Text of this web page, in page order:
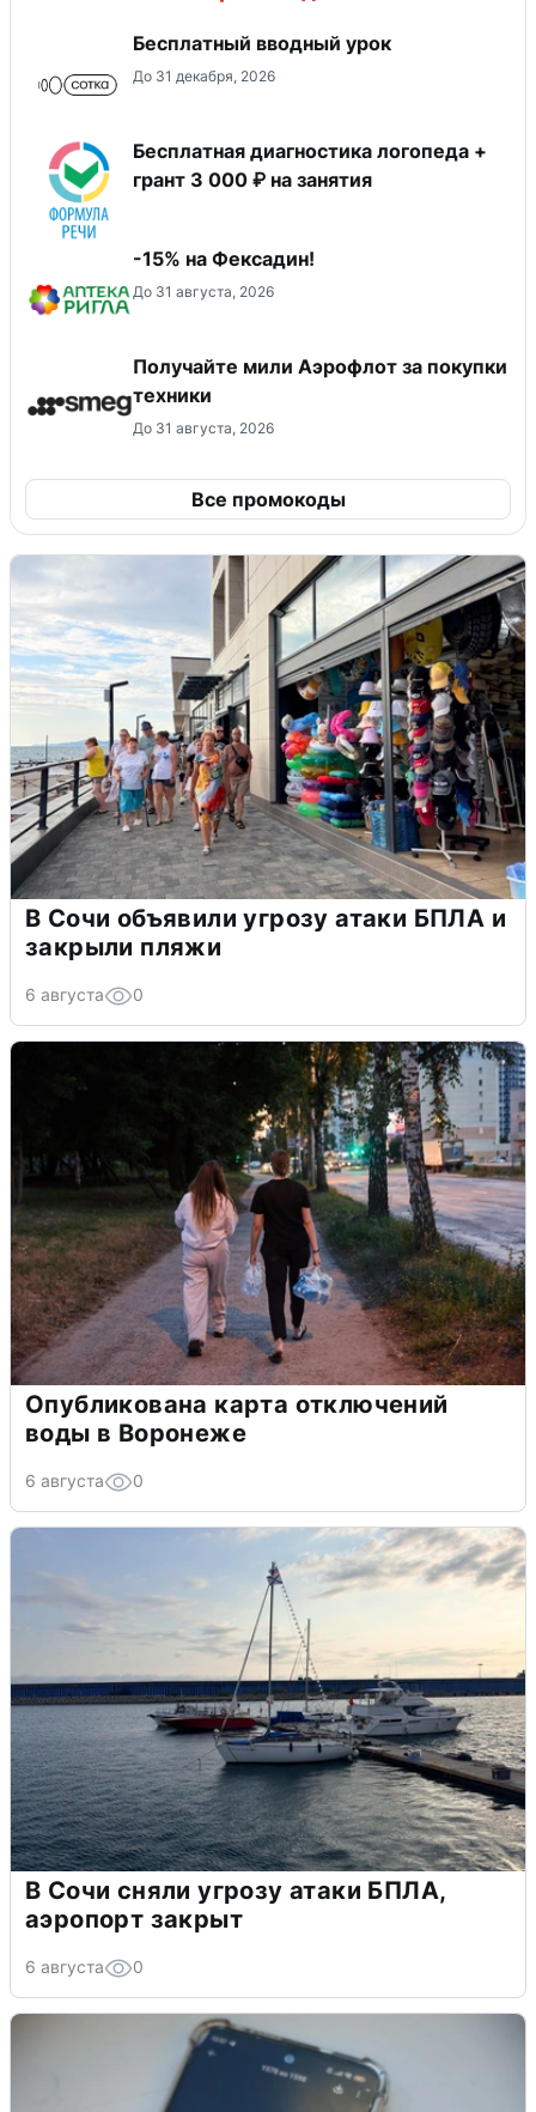
Бесплатный вводный урок
До 31 декабря, 2026
Бесплатная диагностика логопеда +
грант 3 000 ₽ на занятия
-15% на Фексадин!
До 31 августа, 2026
Получайте мили Аэрофлот за покупки
техники
До 31 августа, 2026
Все промокоды
В Сочи объявили угрозу атаки БПЛА и
закрыли пляжи
6 августа 0
Опубликована карта отключений
воды в Воронеже
6 августа 0
В Сочи сняли угрозу атаки БПЛА,
аэропорт закрыт
6 августа 0